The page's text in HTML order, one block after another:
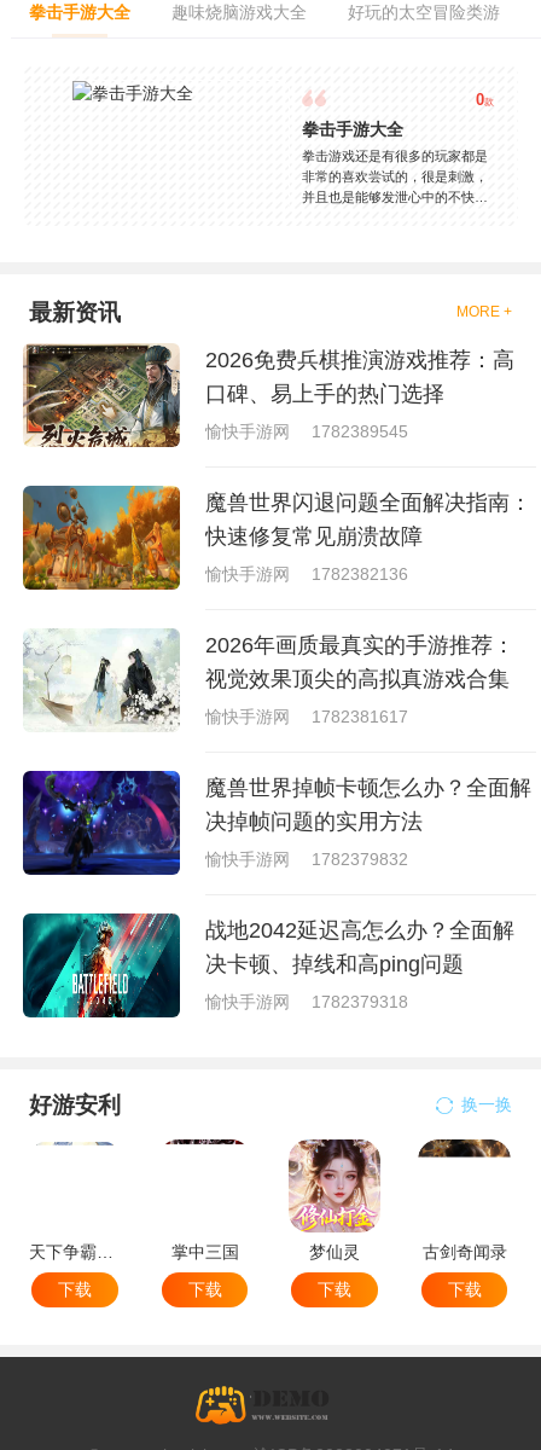
拳击手游大全 趣味烧脑游戏大全 好玩的太空冒险类游
0款
拳击手游大全
拳击游戏还是有很多的玩家都是
非常的喜欢尝试的，很是刺激，
并且也是能够发泄心中的不快
够去进行体验的，我们也是能够
就是收集了一些有意思的拳击游
戏，相信你们一定会喜欢的。
最新资讯 MORE +
2026免费兵棋推演游戏推荐：高
口碑、易上手的热门选择
愉快手游网 1782389545
魔兽世界闪退问题全面解决指南：
快速修复常见崩溃故障
愉快手游网 1782382136
2026年画质最真实的手游推荐：
视觉效果顶尖的高拟真游戏合集
愉快手游网 1782381617
魔兽世界掉帧卡顿怎么办？全面解
决掉帧问题的实用方法
愉快手游网 1782379832
战地2042延迟高怎么办？全面解
决卡顿、掉线和高ping问题
愉快手游网 1782379318
好游安利 换一换
天下争霸三国志
下载
掌中三国
下载
梦仙灵
下载
古剑奇闻录
下载